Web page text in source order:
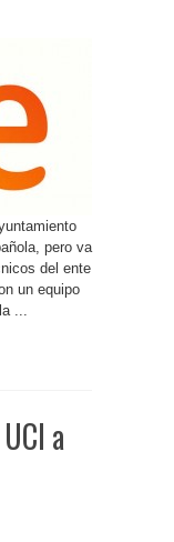
pero va
del ente
un equipo
...
a